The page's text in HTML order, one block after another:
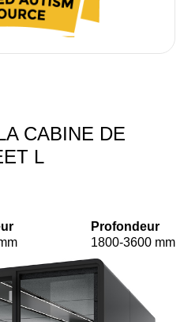
CABINE DE
L
Profondeur
1800-3600 mm